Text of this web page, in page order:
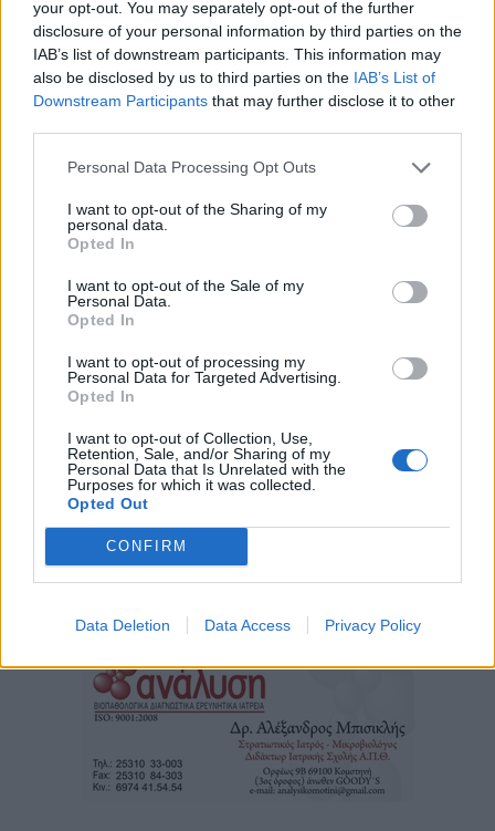
your opt-out. You may separately opt-out of the further
disclosure of your personal information by third parties on the
IAB’s list of downstream participants. This information may
also be disclosed by us to third parties on the IAB’s List of
Downstream Participants that may further disclose it to other
Personal Data Processing Opt Outs
I want to opt-out of the Sharing of my
personal data.
Opted In
I want to opt-out of the Sale of my
Personal Data.
Opted In
I want to opt-out of processing my
Personal Data for Targeted Advertising.
Opted In
I want to opt-out of Collection, Use,
Retention, Sale, and/or Sharing of my
Personal Data that Is Unrelated with the
Purposes for which it was collected.
Opted Out
CONFIRM
Data Deletion Data Access Privacy Policy
youtube